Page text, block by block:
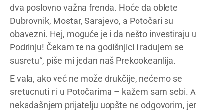
dva poslovno važna frenda. Hoće da oblete
Dubrovnik, Mostar, Sarajevo, a Potočari su
obavezni. Hej, moguće je i da nešto investiraju u
Podrinju! Čekam te na godišnjici i radujem se
susretu“, piše mi jedan naš Prekookeanlija.
E vala, ako već ne može drukčije, nećemo se
sretucnuti ni u Potočarima – kažem sam sebi. A
nekadašnjem prijatelju uopšte ne odgovorim, jer